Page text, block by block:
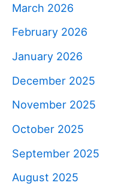
March 2026
February 2026
January 2026
December 2025
November 2025
October 2025
September 2025
August 2025